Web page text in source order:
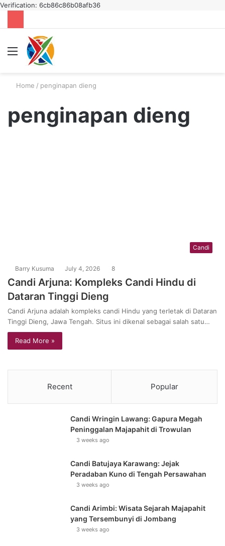
Verification: 6cb86c86b08afb36
Menu
Home / penginapan dieng
penginapan dieng
Candi
Barry Kusuma July 4, 2026 8
Candi Arjuna: Kompleks Candi Hindu di
Dataran Tinggi Dieng
Candi Arjuna adalah kompleks candi Hindu yang terletak di Dataran
Tinggi Dieng, Jawa Tengah. Situs ini dikenal sebagai salah satu…
Read More »
Recent Popular
Candi Wringin Lawang: Gapura Megah
Peninggalan Majapahit di Trowulan
3 weeks ago
Candi Batujaya Karawang: Jejak
Peradaban Kuno di Tengah Persawahan
3 weeks ago
Candi Arimbi: Wisata Sejarah Majapahit
yang Tersembunyi di Jombang
3 weeks ago